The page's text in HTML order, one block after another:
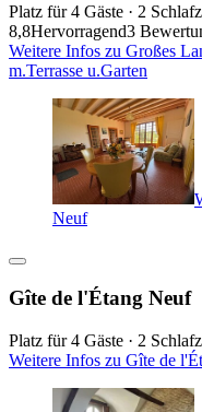
Platz für 4 Gäste · 2
8,8Hervorragend3
Weitere Infos zu Großes
m.Terrasse u.Garten
Neuf
Gîte de l'Étang Neuf
Platz für 4 Gäste · 2
Weitere Infos zu Gîte de